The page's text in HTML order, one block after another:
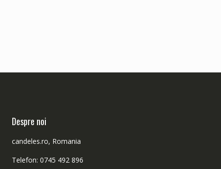
Despre noi
candeles.ro, Romania
Telefon: 0745 492 896